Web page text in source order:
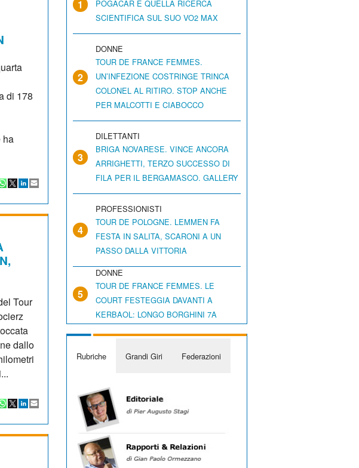
di 178
ha
Tour
dallo
1
POGACAR E QUELLA RICERCA
SCIENTIFICA SUL SUO VO2 MAX
2
DONNE
TOUR DE FRANCE FEMMES.
UN’INFEZIONE COSTRINGE TRINCA
COLONEL AL RITIRO. STOP ANCHE
PER MALCOTTI E CIABOCCO
3
DILETTANTI
BRIGA NOVARESE. VINCE ANCORA
ARRIGHETTI, TERZO SUCCESSO DI
FILA PER IL BERGAMASCO. GALLERY
4
PROFESSIONISTI
TOUR DE POLOGNE. LEMMEN FA
FESTA IN SALITA, SCARONI A UN
PASSO DALLA VITTORIA
5
DONNE
TOUR DE FRANCE FEMMES. LE
COURT FESTEGGIA DAVANTI A
KERBAOL: LONGO BORGHINI 7A
Rubriche Grandi Giri Federazioni